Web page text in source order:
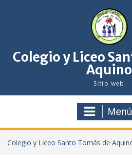
Colegio y Liceo
Aquino
Sitio web
Menú
Colegio y Liceo Santo Tomás de